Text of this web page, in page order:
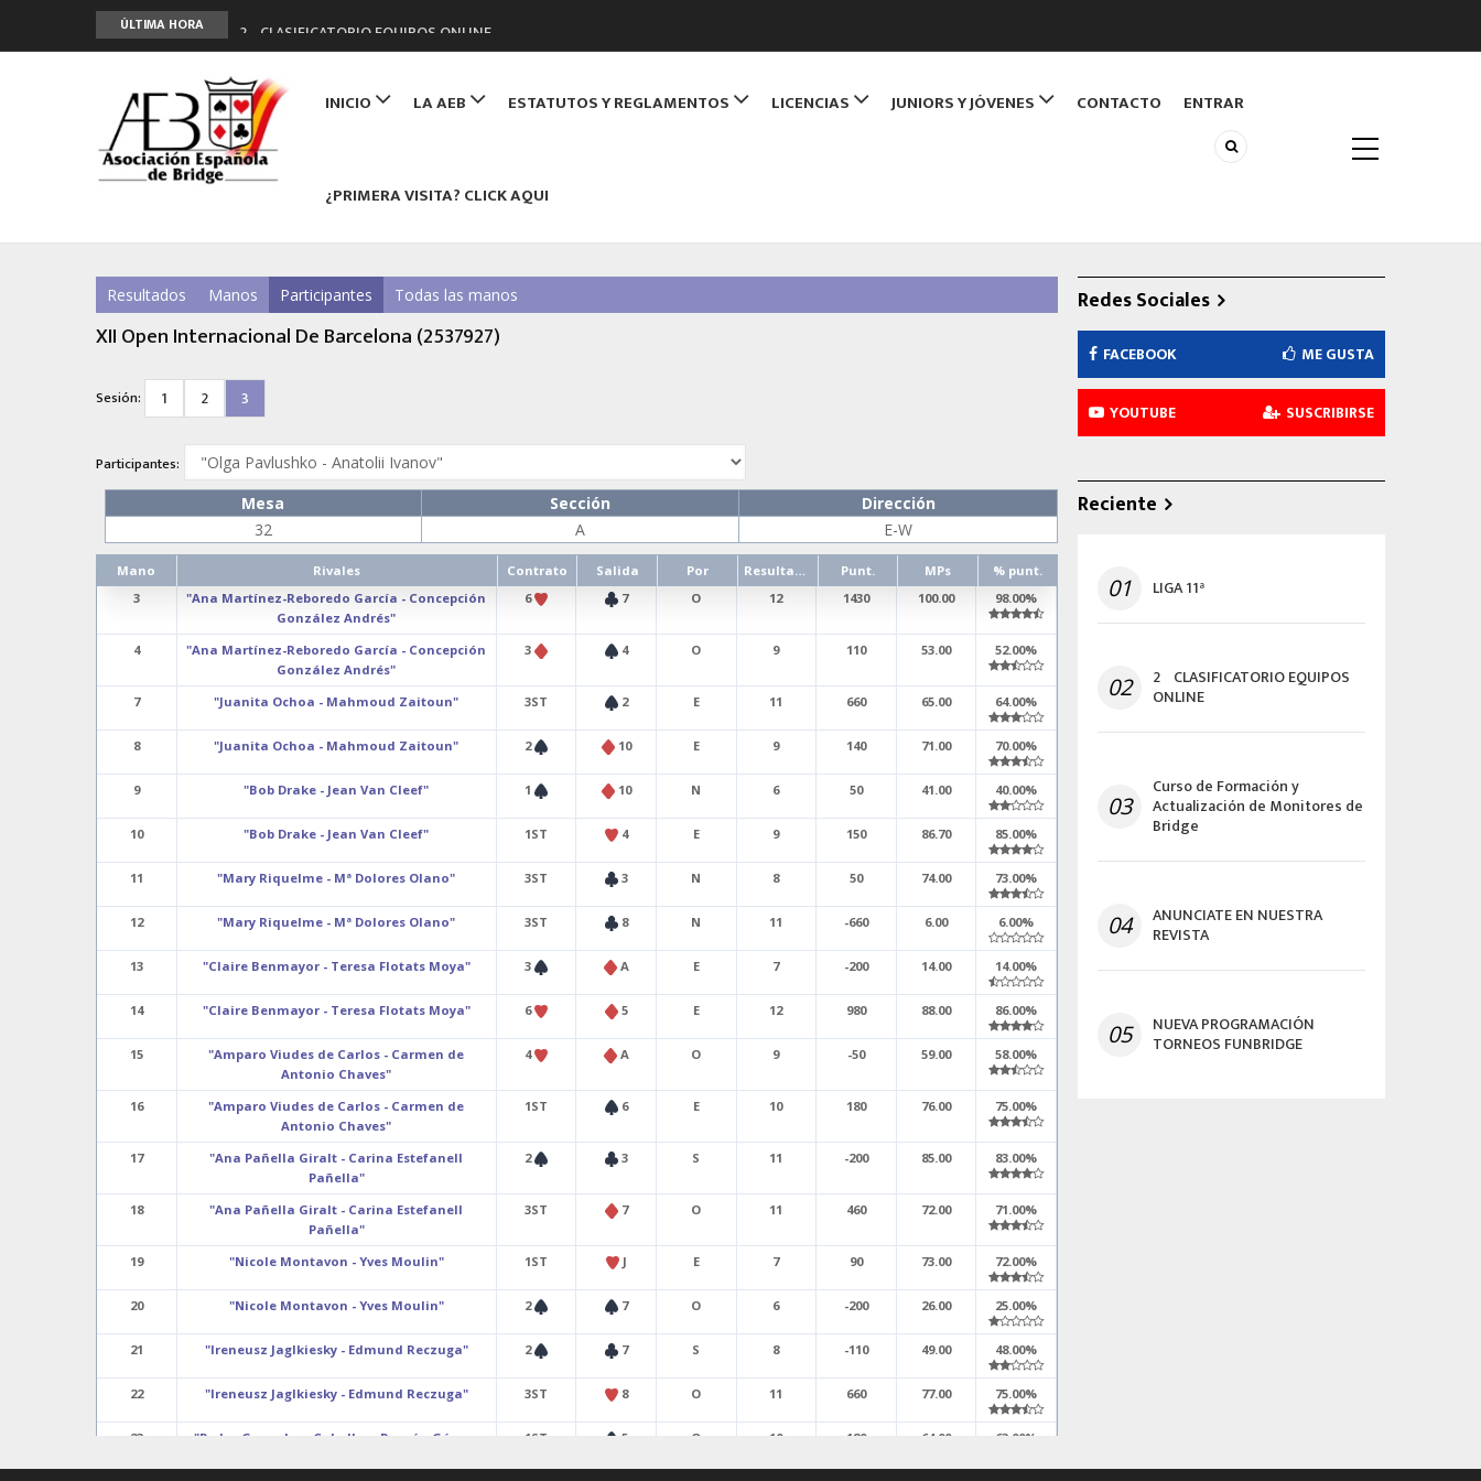
ÚLTIMA HORA
2º CLASIFICATORIO EQUIPOS ONLINE
Curso de Formación y Actualización de Monitores de Bridge
ANUNCIATE EN NUESTRA REVISTA
NUEVA PROGRAMACIÓN TORNEOS FUNBRIDGE
LIGA 11ª
navigation
INICIO LA AEB ESTATUTOS Y REGLAMENTOS LICENCIAS JUNIORS Y JÓVENES CONTACTO ENTRAR
¿PRIMERA VISITA? CLICK AQUI
Resultados Manos Participantes Todas las manos
XII Open Internacional De Barcelona (2537927)
Sesión: 1 2 3
Participantes:
Mesa Sección
Dirección
32
A E-W
Mano Rivales Contrato Salida Por Resultado Punt. MPs
% punt.
3
"Ana Martínez-Reboredo García - Concepción
González Andrés"
6 7 O 12 1430 100.00 98.00%
4
"Ana Martínez-Reboredo García - Concepción
González Andrés"
3 4 O 9 110 53.00 52.00%
7 "Juanita Ochoa - Mahmoud Zaitoun" 3ST 2 E 11 660 65.00 64.00%
8 "Juanita Ochoa - Mahmoud Zaitoun" 2 10 E 9 140 71.00 70.00%
9 "Bob Drake - Jean Van Cleef" 1 10 N 6 50 41.00 40.00%
10 "Bob Drake - Jean Van Cleef" 1ST 4 E 9 150 86.70 85.00%
11 "Mary Riquelme - Mª Dolores Olano" 3ST 3 N 8 50 74.00 73.00%
12 "Mary Riquelme - Mª Dolores Olano" 3ST 8 N 11 -660 6.00 6.00%
13 "Claire Benmayor - Teresa Flotats Moya" 3 A E 7 -200 14.00 14.00%
14 "Claire Benmayor - Teresa Flotats Moya" 6 5 E 12 980 88.00 86.00%
15
"Amparo Viudes de Carlos - Carmen de
Antonio Chaves"
4 A O 9 -50 59.00 58.00%
16
"Amparo Viudes de Carlos - Carmen de
Antonio Chaves"
1ST 6 E 10 180 76.00 75.00%
17
"Ana Pañella Giralt - Carina Estefanell
Pañella"
2 3 S 11 -200 85.00 83.00%
18
"Ana Pañella Giralt - Carina Estefanell
Pañella"
3ST 7 O 11 460 72.00 71.00%
19 "Nicole Montavon - Yves Moulin" 1ST J E 7 90 73.00 72.00%
20 "Nicole Montavon - Yves Moulin" 2 7 O 6 -200 26.00 25.00%
21 "Ireneusz Jaglkiesky - Edmund Reczuga" 2 7 S 8 -110 49.00 48.00%
22 "Ireneusz Jaglkiesky - Edmund Reczuga" 3ST 8 O 11 660 77.00 75.00%
23
"Pedro Gonçalves Caballer - Ramón Gómez
1ST 5 O 10 180 64.00 63.00%
Redes Sociales
FACEBOOK ME GUSTA
YOUTUBE SUSCRIBIRSE
Reciente
01 LIGA 11ª
02 2º CLASIFICATORIO EQUIPOS
ONLINE
03
Curso de Formación y
Actualización de Monitores de
Bridge
04 ANUNCIATE EN NUESTRA
REVISTA
05 NUEVA PROGRAMACIÓN
TORNEOS FUNBRIDGE